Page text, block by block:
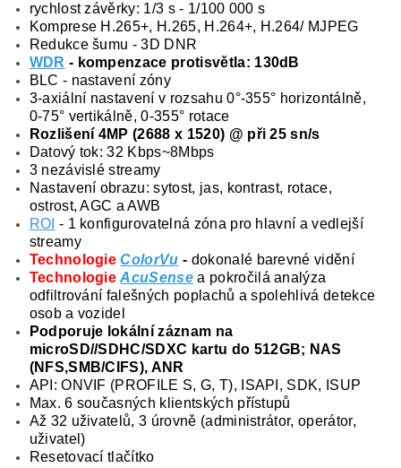
rychlost závěrky: 1/3 s - 1/100 000 s
Komprese H.265+, H.265, H.264+, H.264/ MJPEG
Redukce šumu - 3D DNR
WDR - kompenzace protisvětla: 130dB
BLC - nastavení zóny
3-axiální nastavení v rozsahu 0°-355° horizontálně,
0-75° vertikálně, 0-355° rotace
Rozlišení 4MP (2688 x 1520) @ při 25 sn/s
Datový tok: 32 Kbps~8Mbps
3 nezávislé streamy
Nastavení obrazu: sytost, jas, kontrast, rotace,
ostrost, AGC a AWB
ROI - 1 konfigurovatelná zóna pro hlavní a vedlejší
streamy
TechnologieColorVu - dokonalé barevné vidění
TechnologieAcuSense a pokročilá analýza
odfiltrování falešných poplachů a spolehlivá detekce
osob a vozidel
Podporuje lokální záznam na
microSD//SDHC/SDXC kartu do 512GB; NAS
(NFS,SMB/CIFS), ANR
API: ONVIF (PROFILE S, G, T), ISAPI, SDK, ISUP
Max. 6 současných klientských přístupů
Až 32 uživatelů, 3 úrovně (administrátor, operátor,
uživatel)
Resetovací tlačítko